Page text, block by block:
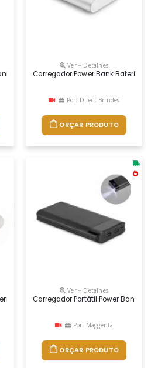
10000 Mah Personalizado
Ver + Detalhes
Carregador Power Bank Bateria
Por: Direct Brindes
ORÇAR PRODUTO
De Lítio. Capacidade: 2.000 Mah.
Ver + Detalhes
Carregador Portátil Power Bank
Por: Maggenta
ORÇAR PRODUTO